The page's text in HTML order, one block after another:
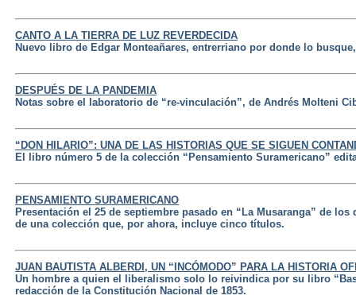
CANTO A LA TIERRA DE LUZ REVERDECIDA
Nuevo libro de Edgar Monteañares, entrerriano por donde lo
DESPUÉS DE LA PANDEMIA
Notas sobre el laboratorio de “re-vinculación”, de Andrés Molteni
“DON HILARIO”: UNA DE LAS HISTORIAS QUE SE SIGUEN
El libro número 5 de la colección “Pensamiento Suramericano”
PENSAMIENTO SURAMERICANO
Presentación el 25 de septiembre pasado en “La Musaranga” de
de una colección que, por ahora, incluye cinco títulos.
JUAN BAUTISTA ALBERDI, UN “INCÓMODO” PARA LA HISTORIA
Un hombre a quien el liberalismo solo lo reivindica por su libro
redacción de la Constitución Nacional de 1853.